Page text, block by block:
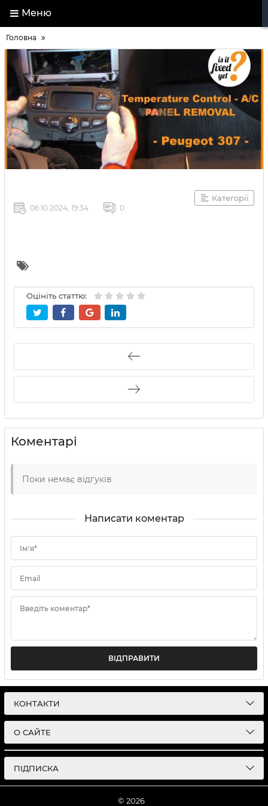
Меню
Головна
Категорії
06 10 2024, 19:34 0
Оцініть статтю:
Коментарі
Поки немає відгуків
Написати коментар
Ім'я*
Email
Введіть коментар*
ВІДПРАВИТИ
КОНТАКТИ
О САЙТЕ
ПІДПИСКА
© 2026